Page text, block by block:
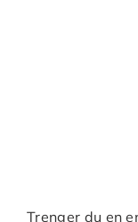
Trenger du en